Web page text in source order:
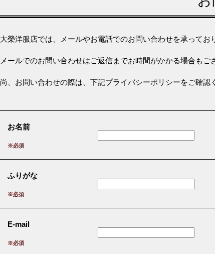
大榮洋服店では、メールやお電話でのお問い合わせを承ってお
メールでのお問い合わせはご返信までお時間がかかる場合も
尚、お問い合わせの際は、下記プライバシーポリシーをご確認
お名前
※必須
ふりがな
※必須
E-mail
※必須